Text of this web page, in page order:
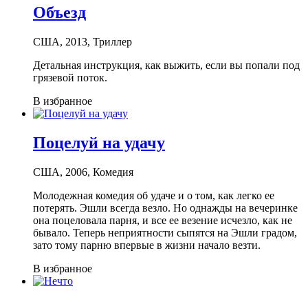
Объезд
США, 2013, Триллер
Детальная инструкция, как выжить, если вы попали под
грязевой поток.
В избранное
Поцелуй на удачу
США, 2006, Комедия
Молодежная комедия об удаче и о том, как легко ее
потерять. Эшли всегда везло. Но однажды на вечеринке
она поцеловала парня, и все ее везение исчезло, как не
бывало. Теперь неприятности сыпятся на Эшли градом,
зато тому парню впервые в жизни начало везти.
В избранное